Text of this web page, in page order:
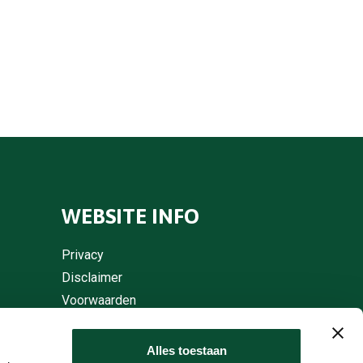
Alles toestaan
WEBSITE INFO
Privacy
Disclaimer
Voorwaarden